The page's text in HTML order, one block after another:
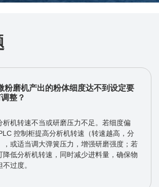
粉磨机产出的粉体细度达不到设定要
整？
析机转速不当或研磨压力不足。若细度偏
控制柜提高分析机转速（转速越高，分
，或适当调大弹簧压力，增强研磨强度；若
降低分析机转速，同时减少进料量，确保物
过度。